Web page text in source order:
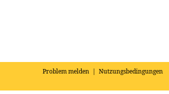
Problem melden | Nutzungsbedingungen